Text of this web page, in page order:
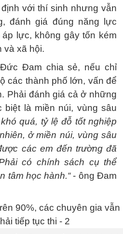
với thí sinh nhưng vẫn
đánh giá đúng năng lực
lực, không gây tốn kém
và xã hội.
Đam chia sẻ, nếu chỉ
các thành phố lớn, vấn để
Phải đánh giá cả ở những
biệt là miền núi, vùng sâu
quá, tỷ lệ đỗ tốt nghiệp
ở miền núi, vùng sâu
các em đến trường đã
có chính sách cụ thể
tâm học hành.“- ông Đam